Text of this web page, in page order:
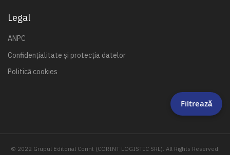
Legal
ANPC
Confidențialitate și protecția datelor
Politică cookies
© 2022 Grupul Editorial Corint (CORINT LOGISTIC SRL). All Rights Reserved.
Filtrează